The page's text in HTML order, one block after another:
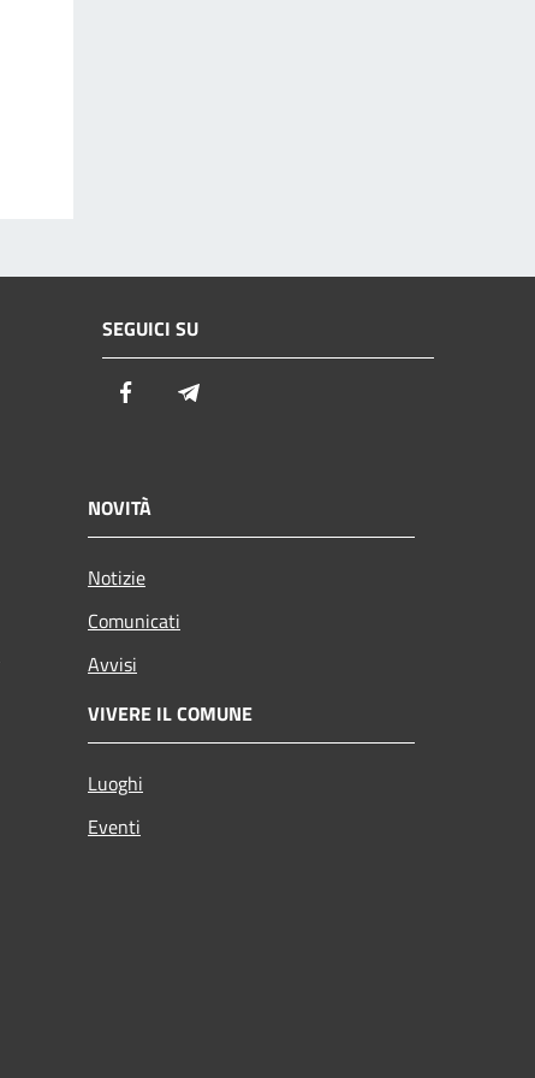
SEGUICI SU
Facebook
NOVITÀ
Notizie
Comunicati
Avvisi
VIVERE IL COMUNE
Luoghi
Eventi